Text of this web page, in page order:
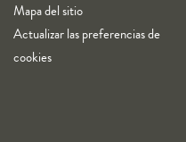
Mapa del sitio
Actualizar las preferencias de
cookies